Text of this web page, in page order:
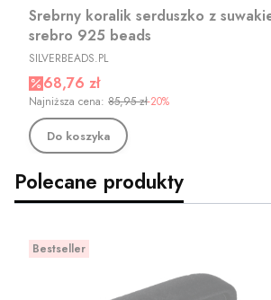
Srebrny koralik serduszko z
srebro 925 beads
PRODUCENT
SILVERBEADS.PL
Cena promocyjna
68,76 zł
Najniższa cena: 85,95 zł-20%
Do koszyka
Polecane produkty
Bestseller